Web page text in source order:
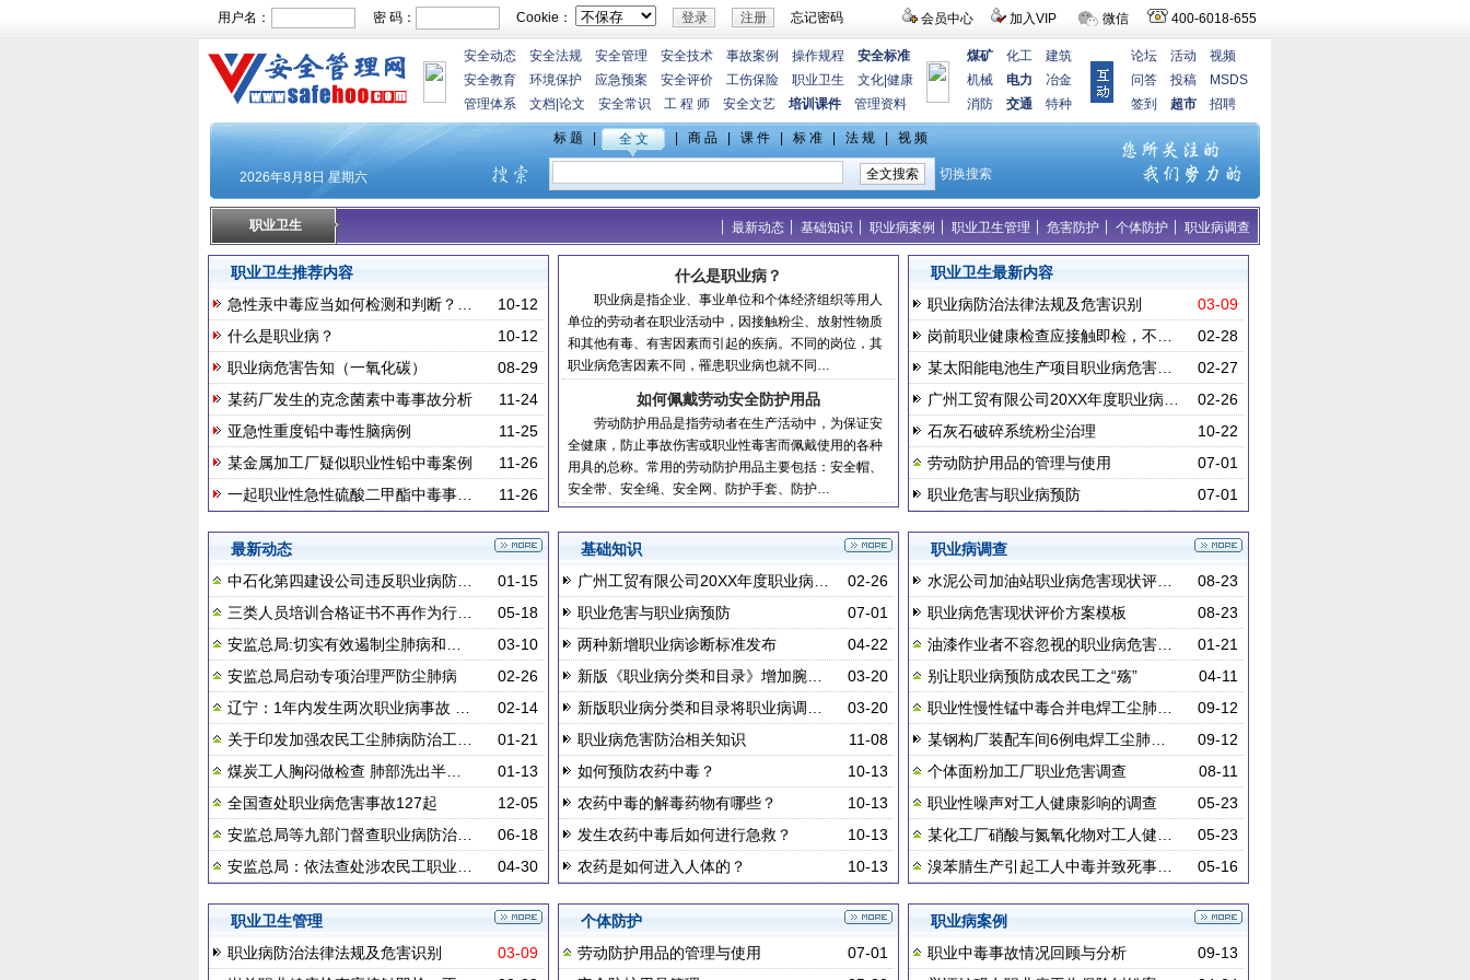
会员中心 加入VIP 微信 400-6018-655
用户名： 密 码： Cookie： 忘记密码
安全动态 安全法规 安全管理 安全技术 事故案例 操作规程
安全标准
安全教育
环境保护 应急预案 安全评价 工伤保险 职业卫生 文化 健康
管理体系
文档 论文 安全常识 工 程 师 安全文艺 培训课件 管理资料
煤矿 化工
建筑
机械
电力
冶金
消防
交通 特种
论坛 活动
视频
问答
投稿
MSDS
签到
超市 招聘
职业卫生 最新动态 基础知识 职业病案例 职业卫生管理 危害防护 个体防护 职业病调查
职业卫生推荐内容
10-12
急性汞中毒应当如何检测和判断？…
10-12
什么是职业病？
08-29
职业病危害告知（一氧化碳）
11-24
某药厂发生的克念菌素中毒事故分析
11-25
亚急性重度铅中毒性脑病例
11-26
某金属加工厂疑似职业性铅中毒案例
11-26
一起职业性急性硫酸二甲酯中毒事…
什么是职业病？
职业病是指企业、事业单位和个体经济组织等用人
单位的劳动者在职业活动中，因接触粉尘、放射性物质
和其他有毒、有害因素而引起的疾病。不同的岗位，其
职业病危害因素不同，罹患职业病也就不同…
如何佩戴劳动安全防护用品
劳动防护用品是指劳动者在生产活动中，为保证安
全健康，防止事故伤害或职业性毒害而佩戴使用的各种
用具的总称。常用的劳动防护用品主要包括：安全帽、
安全带、安全绳、安全网、防护手套、防护…
职业卫生最新内容
03-09
职业病防治法律法规及危害识别
02-28
岗前职业健康检查应接触即检，不…
02-27
某太阳能电池生产项目职业病危害…
02-26
广州工贸有限公司20XX年度职业病…
10-22
石灰石破碎系统粉尘治理
07-01
劳动防护用品的管理与使用
07-01
职业危害与职业病预防
最新动态
01-15
中石化第四建设公司违反职业病防…
05-18
三类人员培训合格证书不再作为行…
03-10
安监总局:切实有效遏制尘肺病和…
02-26
安监总局启动专项治理严防尘肺病
02-14
辽宁：1年内发生两次职业病事故 …
01-21
关于印发加强农民工尘肺病防治工…
01-13
煤炭工人胸闷做检查 肺部洗出半…
12-05
全国查处职业病危害事故127起
06-18
安监总局等九部门督查职业病防治…
04-30
安监总局：依法查处涉农民工职业…
基础知识
02-26
广州工贸有限公司20XX年度职业病…
07-01
职业危害与职业病预防
04-22
两种新增职业病诊断标准发布
03-20
新版《职业病分类和目录》增加腕…
03-20
新版职业病分类和目录将职业病调…
11-08
职业病危害防治相关知识
10-13
如何预防农药中毒？
10-13
农药中毒的解毒药物有哪些？
10-13
发生农药中毒后如何进行急救？
10-13
农药是如何进入人体的？
职业病调查
08-23
水泥公司加油站职业病危害现状评…
08-23
职业病危害现状评价方案模板
01-21
油漆作业者不容忽视的职业病危害…
04-11
别让职业病预防成农民工之“殇”
09-12
职业性慢性锰中毒合并电焊工尘肺…
09-12
某钢构厂装配车间6例电焊工尘肺…
08-11
个体面粉加工厂职业危害调查
05-23
职业性噪声对工人健康影响的调查
05-23
某化工厂硝酸与氮氧化物对工人健…
05-16
溴苯腈生产引起工人中毒并致死事…
职业卫生管理
03-09
职业病防治法律法规及危害识别
个体防护
07-01
劳动防护用品的管理与使用
职业病案例
09-13
职业中毒事故情况回顾与分析